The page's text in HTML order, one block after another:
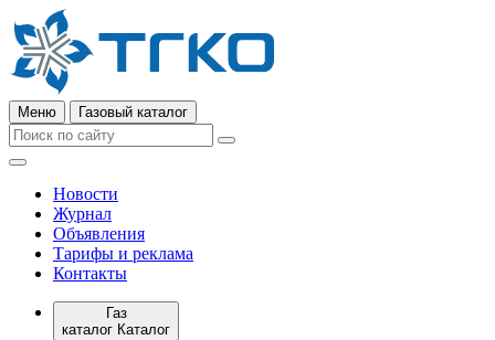
Меню Газовый каталог
Новости
Журнал
Объявления
Тарифы и реклама
Контакты
Газ
каталог Каталог